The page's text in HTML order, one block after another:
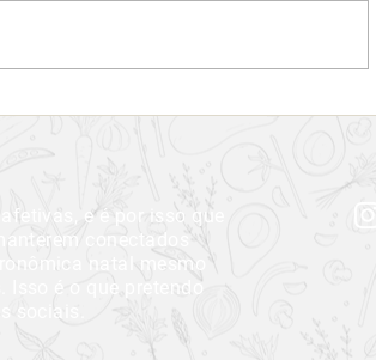
e é por isso que
conectados
natal mesmo
Isso é o que pretendo
sociais.